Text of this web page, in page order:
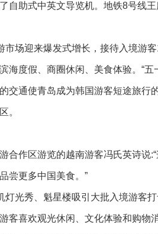
自助式中英文导览机。地铁8号线
市场迎来爆发式增长，接待入境游
海度假、商圈休闲、美食体验。“五
交通使青岛成为韩国游客短途旅行
。
合作区游览的越南游客冯氏英诗说
尝更多中国美食。”
灯光秀、魁星楼吸引大批入境游客
客喜欢观光休闲、文化体验和购物